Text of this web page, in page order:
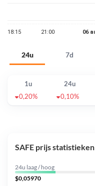
24u 7d
1u 24u
0,20%
0,10%
SAFE prijs statistieken
24u laag / hoog
$0,05970